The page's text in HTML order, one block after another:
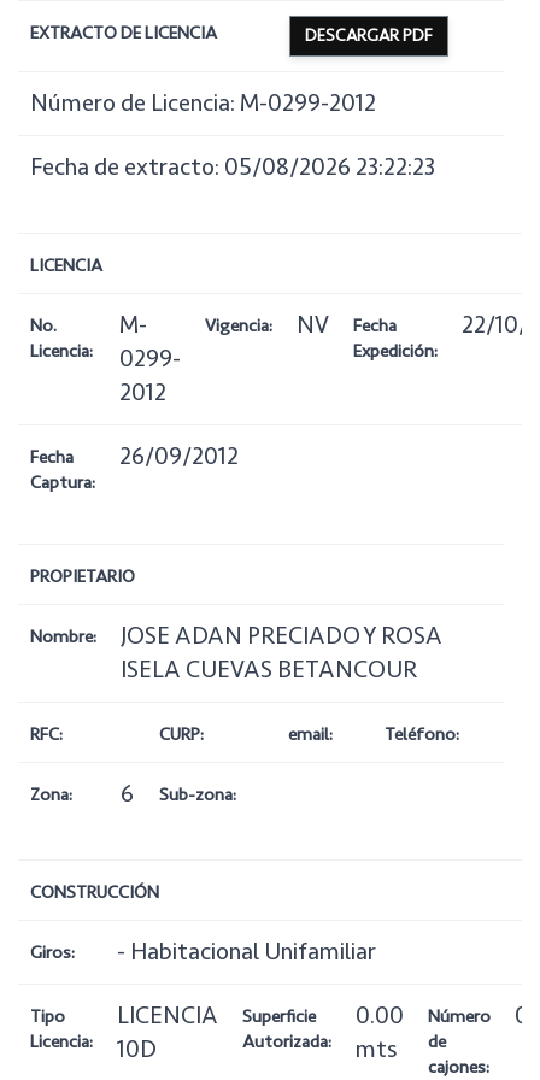
EXTRACTO DE LICENCIA DESCARGAR PDF
Número de Licencia: M-0299-2012
Fecha de extracto: 05/08/2026 23:22:23
LICENCIA
No.
Licencia:
M-
0299-
2012
Vigencia: NV
Fecha
Expedición:
22/10/
Fecha
Captura:
26/09/2012
PROPIETARIO
Nombre:
JOSE ADAN PRECIADO Y ROSA
ISELA CUEVAS BETANCOUR
RFC: CURP: email: Teléfono:
Zona: 6 Sub-zona:
CONSTRUCCIÓN
Giros: - Habitacional Unifamiliar
Tipo
Licencia:
LICENCIA
10D
Superficie
Autorizada:
0.00
mts
Número
de
cajones:
0